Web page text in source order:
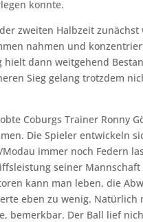
konnte.
zweiten Halbzeit
nahmen und
hielt dann weitgehend
Sieg gelang trotzdem
Coburgs Trainer Ronny
Die Spieler entwickeln
immer noch Federn
seiner
kann man leben, die
eben zu wenig.
bemerkbar. Der Ball lief